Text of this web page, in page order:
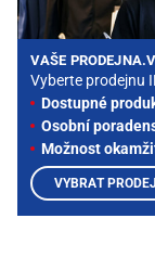
VAŠE
Vyberte prodejnu
Dostupné
Osobní
Možnost